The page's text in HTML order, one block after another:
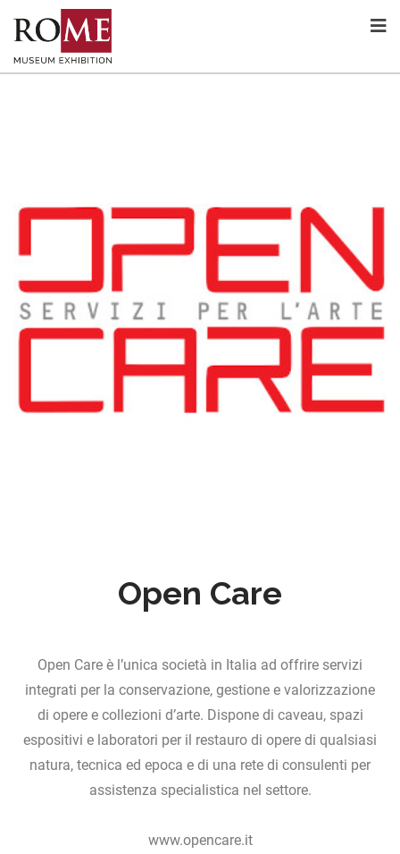
Open Care
Open Care è l’unica società in Italia ad offrire servizi
integrati per la conservazione, gestione e valorizzazione
di opere e collezioni d’arte. Dispone di caveau, spazi
espositivi e laboratori per il restauro di opere di qualsiasi
natura, tecnica ed epoca e di una rete di consulenti per
assistenza specialistica nel settore.
www.opencare.it